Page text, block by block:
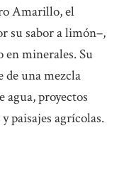
Amarillo, el
su sabor a limón–,
en minerales. Su
de una mezcla
agua, proyectos
paisajes agrícolas.